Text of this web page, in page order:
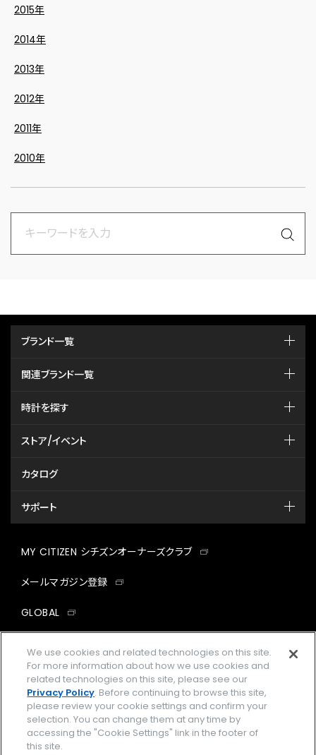
2015年
2014年
2013年
2012年
2011年
2010年
ブランド一覧
関連ブランド一覧
時計を探す
ストア/イベント
カタログ
サポート
MY CITIZEN シチズンオーナーズクラブ
メールマガジン登録
GLOBAL
facebookinstagramtwitter
企業情報 ご利用規約
プライバシーポリシー Cookies Settings
We use cookies and related technologies on this site.
For more information about how we use cookies and
related technologies on this site, please see our
Privacy Policy. Before continuing to browse this site,
please review your cookie settings and confirm your
selection. You can change them at any time by
accessing the "Cookie Settings" link in the footer of
this site.